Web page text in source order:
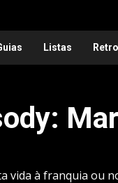
Listas
vida à franquia ou